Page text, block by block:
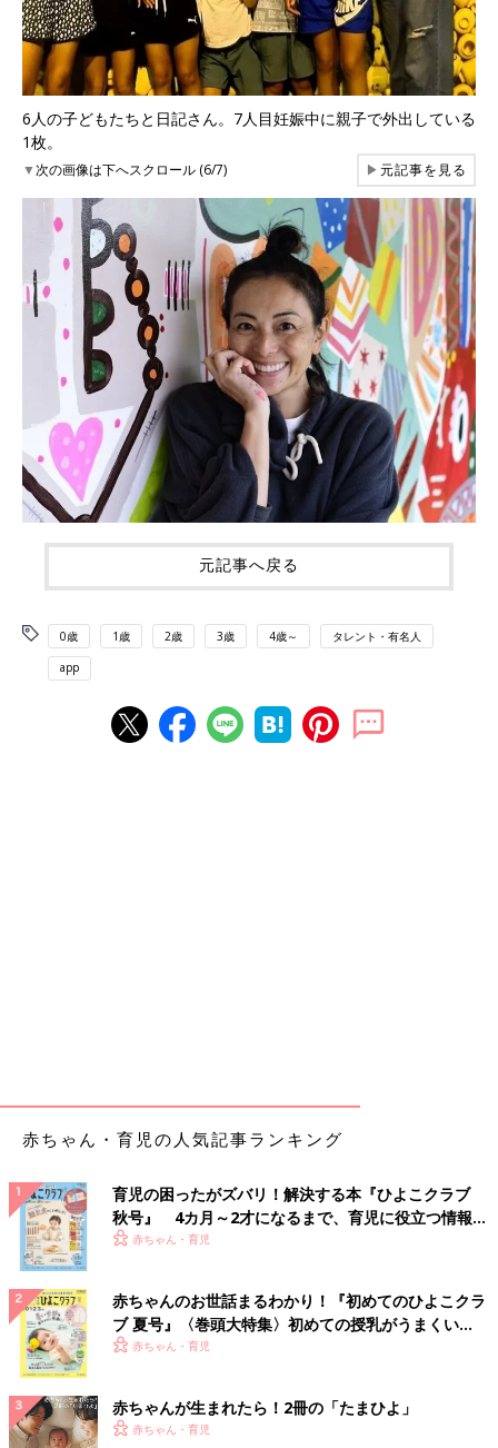
6人の子どもたちと日記さん。7人目妊娠中に親子で外出している
1枚。
▼次の画像は下へスクロール (6/7) ▶元記事を見る
元記事へ戻る
0歳 1歳 2歳 3歳 4歳～ タレント・有名人
app
赤ちゃん・育児の人気記事ランキング
育児の困ったがズバリ！解決する本『ひよこクラブ
秋号』 4カ月～2才になるまで、育児に役立つ情報が
いっぱい！
赤ちゃん・育児
赤ちゃんのお世話まるわかり！『初めてのひよこクラ
ブ 夏号』〈巻頭大特集〉初めての授乳がうまくい
く！ おっぱい・ミルクの基本と夏のトラブル 解決テ
赤ちゃん・育児
赤ちゃんが生まれたら！2冊の「たまひよ」
赤ちゃん・育児